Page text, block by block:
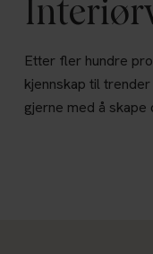
Etter fler hundre
kjennskap til
gjerne med å skape